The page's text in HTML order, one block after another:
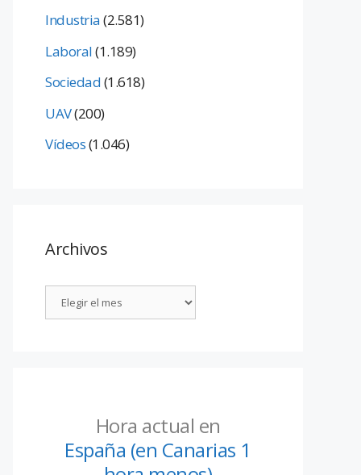
Industria(2.581)
Laboral(1.189)
Sociedad(1.618)
UAV(200)
Vídeos(1.046)
Archivos
Hora actual en
España (en Canarias 1